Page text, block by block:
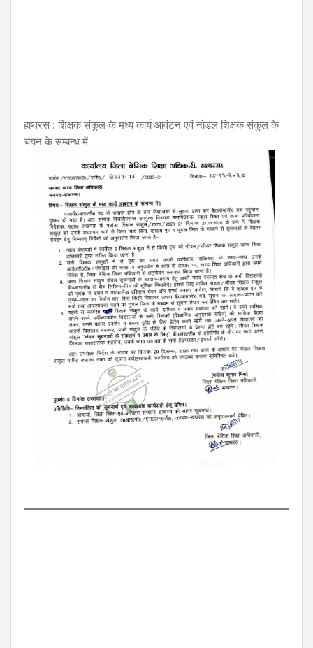
हाथरस : शिक्षक संकुल के मध्य कार्य आवंटन एवं नोडल शिक्षक संकुल के
चयन के सम्बन्ध में